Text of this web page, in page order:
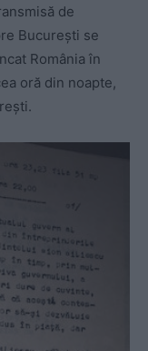
de
București se
România în
oră din noapte,